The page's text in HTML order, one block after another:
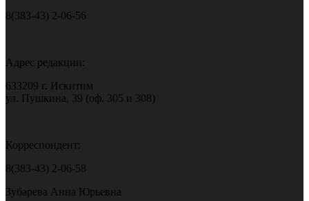
8(383-43) 2-06-56
Адрес редакции:
633209 г. Искитим
ул. Пушкина, 39 (оф. 305 и 308)
Корреспондент:
8(383-43) 2-06-58
Зубарева Анна Юрьевна